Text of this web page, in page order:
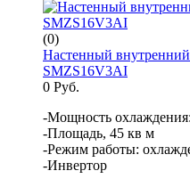
(0)
Настенный
SMZS16V3AI
0 Руб.
-Мощность
-Площадь, 45 кв м
-Режим работы:
-Инвертор